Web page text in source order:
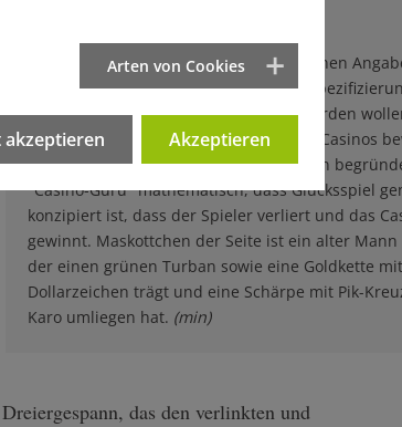
Beim "Casino-Guru" arbeiten nach eigenen
30 "Vollzeitprofis", die – ohne weitere
Gebiets – "die weltweite Nummer 1" werden
Plattform werden verschiedene Online-Casinos
Bemerkenswert: In Videos und Beiträgen
"Casino-Guru" mathematisch, dass Glücksspiel
konzipiert ist, dass der Spieler verliert und das
gewinnt. Maskottchen der Seite ist ein alter
der einen grünen Turban sowie eine Goldkette mit
Dollarzeichen trägt und eine Schärpe mit Pik-
Karo umliegen hat. (min)
das den verlinkten und
Arten von Cookies
akzeptieren Akzeptieren